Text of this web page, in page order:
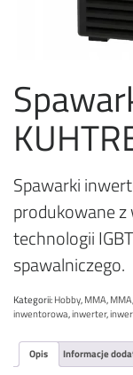
Spawarki
produkowane
technologii
spawalniczego.
Kategorii:Hobby,MMA,MMA,
inwentorowa,inwerter,
Opis Informacje